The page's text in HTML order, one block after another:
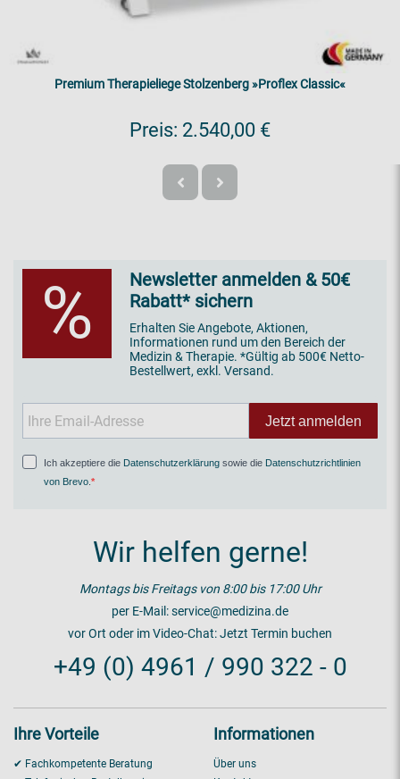
Premium Therapieliege Stolzenberg »Proflex Classic«
Preis: 2.540,00 €
%
Newsletter anmelden & 50€
Rabatt* sichern
Erhalten Sie Angebote, Aktionen,
Informationen rund um den Bereich der
Medizin & Therapie. *Gültig ab 500€ Netto-
Bestellwert, exkl. Versand.
Jetzt anmelden
Ich akzeptiere die Datenschutzerklärung sowie die Datenschutzrichtlinien
von Brevo
Wir helfen gerne!
Montags bis Freitags von 8:00 bis 17:00 Uhr
per E-Mail:service@medizina.de
vor Ort oder im Video-Chat:Jetzt Termin buchen
+49 (0) 4961 / 990 322 - 0
Ihre Vorteile
✔ Fachkompetente Beratung
Informationen
Über uns